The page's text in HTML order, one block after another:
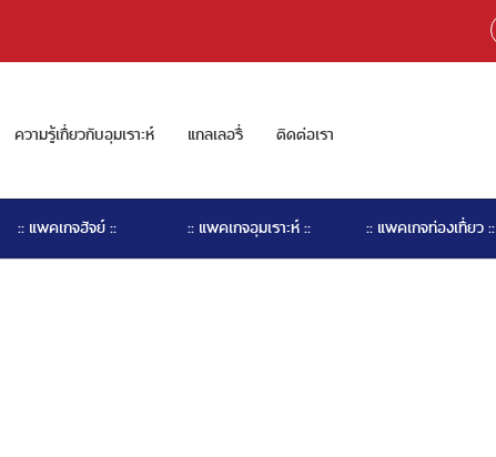
ความรู้เกี่ยวกับอุมเราะห์ แกลเลอรี่ ติดต่อเรา
:: แพคเกจฮัจย์ :: :: แพคเกจอุมเราะห์ :: :: แพคเกจท่องเที่ยว ::